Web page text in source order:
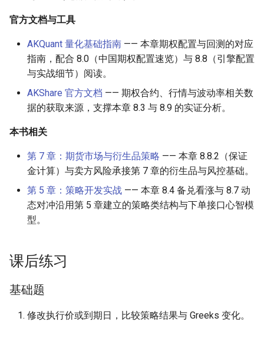
官方文档与工具
AKQuant 量化基础指南 —— 本章期权配置与回测的对应
指南，配合 8.0（中国期权配置速览）与 8.8（引擎配置
与实战细节）阅读。
AKShare 官方文档 —— 期权合约、行情与波动率相关数
据的获取来源，支撑本章 8.3 与 8.9 的实证分析。
本书相关
第 7 章：期货市场与衍生品策略 —— 本章 8.8.2（保证
金计算）与卖方风险承接第 7 章的衍生品与风控基础。
第 5 章：策略开发实战 —— 本章 8.4 备兑看涨与 8.7 动
态对冲沿用第 5 章建立的策略类结构与下单接口心智模
型。
课后练习
基础题
修改执行价或到期日，比较策略结果与 Greeks 变化。